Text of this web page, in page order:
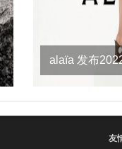
alaïa 发布
友